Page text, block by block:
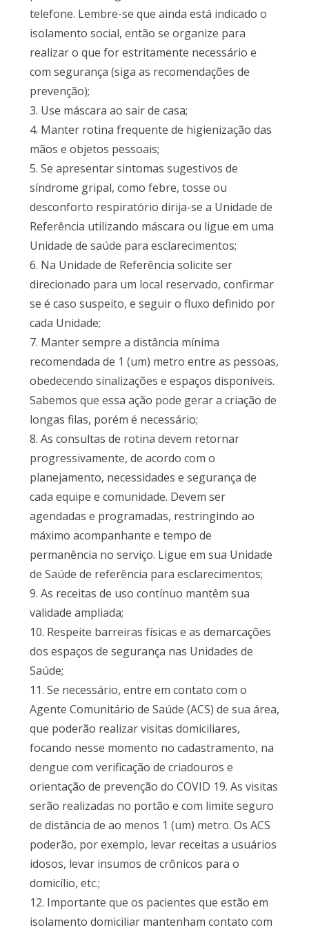
telefone. Lembre-se que ainda está indicado o
isolamento social, então se organize para
realizar o que for estritamente necessário e
com segurança (siga as recomendações de
prevenção);
3. Use máscara ao sair de casa;
4. Manter rotina frequente de higienização das
mãos e objetos pessoais;
5. Se apresentar sintomas sugestivos de
síndrome gripal, como febre, tosse ou
desconforto respiratório dirija-se a Unidade de
Referência utilizando máscara ou ligue em uma
Unidade de saúde para esclarecimentos;
6. Na Unidade de Referência solicite ser
direcionado para um local reservado, confirmar
se é caso suspeito, e seguir o fluxo definido por
cada Unidade;
7. Manter sempre a distância mínima
recomendada de 1 (um) metro entre as pessoas,
obedecendo sinalizações e espaços disponíveis.
Sabemos que essa ação pode gerar a criação de
longas filas, porém é necessário;
8. As consultas de rotina devem retornar
progressivamente, de acordo com o
planejamento, necessidades e segurança de
cada equipe e comunidade. Devem ser
agendadas e programadas, restringindo ao
máximo acompanhante e tempo de
permanência no serviço. Ligue em sua Unidade
de Saúde de referência para esclarecimentos;
9. As receitas de uso contínuo mantêm sua
validade ampliada;
10. Respeite barreiras físicas e as demarcações
dos espaços de segurança nas Unidades de
Saúde;
11. Se necessário, entre em contato com o
Agente Comunitário de Saúde (ACS) de sua área,
que poderão realizar visitas domiciliares,
focando nesse momento no cadastramento, na
dengue com verificação de criadouros e
orientação de prevenção do COVID 19. As visitas
serão realizadas no portão e com limite seguro
de distância de ao menos 1 (um) metro. Os ACS
poderão, por exemplo, levar receitas a usuários
idosos, levar insumos de crônicos para o
domicílio, etc.;
12. Importante que os pacientes que estão em
isolamento domiciliar mantenham contato com